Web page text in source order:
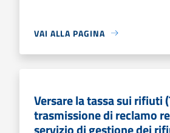
VAI ALLA PAGINA
Versare la tassa sui rifiuti
trasmissione di reclamo